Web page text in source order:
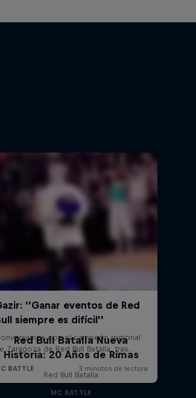
Red Bull Batalla Nueva
Historia: 20 Años de Rimas
Red Bull Batalla
MC BATTLE